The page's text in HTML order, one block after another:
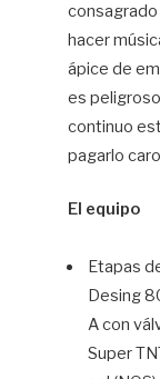
consagrado
hacer
ápice de
es
continuo
pagarlo
El equipo
Etapas
Desing
A con
Super